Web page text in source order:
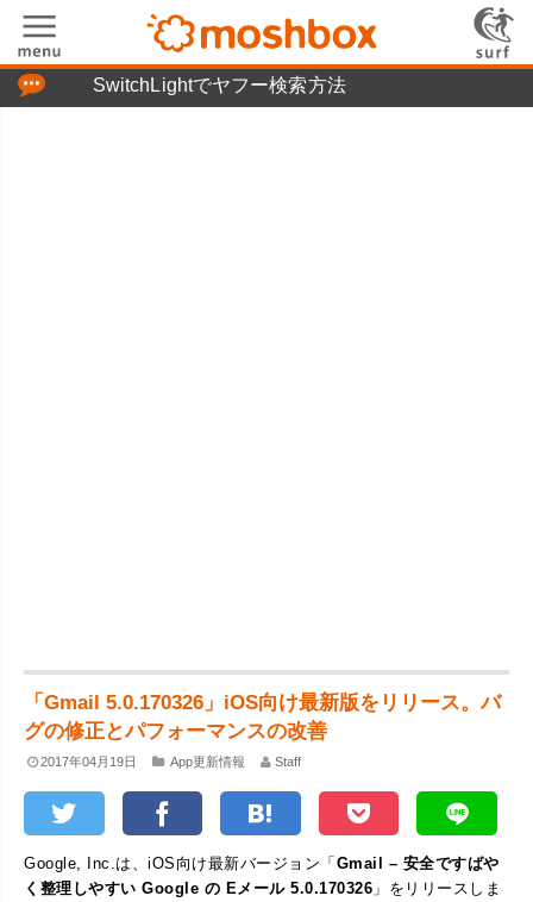
SwitchLightでヤフー検索方法
「Gmail 5.0.170326」iOS向け最新版をリリース。バ
グの修正とパフォーマンスの改善
2017年04月19日 App更新情報 Staff
Google, Inc.は、iOS向け最新バージョン「Gmail – 安全ですばや
く整理しやすい Google の Eメール 5.0.170326 」をリリースしま
「つぶやき」の使い方